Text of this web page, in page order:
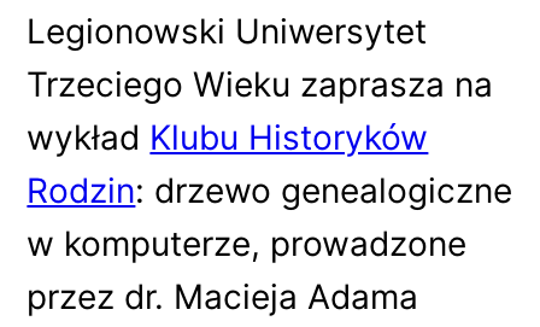
Legionowski Uniwersytet
Trzeciego Wieku zaprasza na
wykład Klubu Historyków
Rodzin: drzewo genealogiczne
w komputerze, prowadzone
przez dr. Macieja Adama